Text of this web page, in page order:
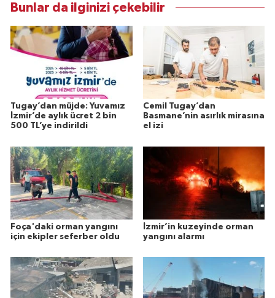
Bunlar da ilginizi çekebilir
Tugay’dan müjde: Yuvamız
İzmir’de aylık ücret 2 bin
500 TL’ye indirildi
Cemil Tugay’dan
Basmane’nin asırlık mirasına
el izi
Foça'daki orman yangını
için ekipler seferber oldu
İzmir’in kuzeyinde orman
yangını alarmı